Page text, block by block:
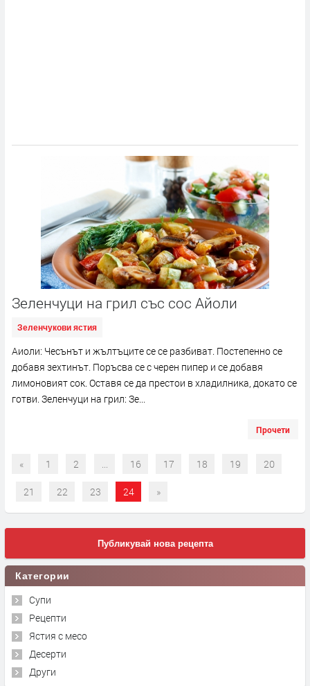
Зеленчуци на грил със сос Айоли
Зеленчукови ястия
Аиоли: Чесънът и жълтъците се се разбиват. Постепенно се
добавя зехтинът. Поръсва се с черен пипер и се добавя
лимоновият сок. Оставя се да престои в хладилника, докато се
готви. Зеленчуци на грил: Зе...
Прочети
« 1 2 16 17 18 19 20
21 22 23 24 »
Публикувай нова рецепта
Категории
Супи
Рецепти
Ястия с месо
Десерти
Други